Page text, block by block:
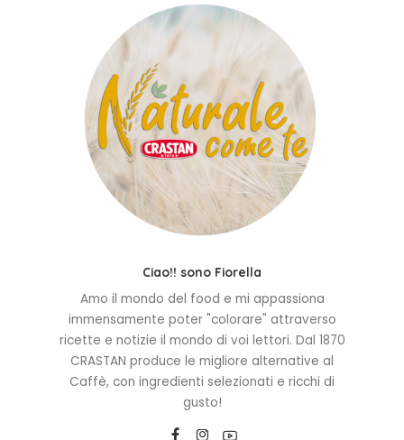
Ciao!! sono Fiorella
Amo il mondo del food e mi appassiona
immensamente poter "colorare" attraverso
ricette e notizie il mondo di voi lettori. Dal 1870
CRASTAN produce le migliore alternative al
Caffè, con ingredienti selezionati e ricchi di
gusto!